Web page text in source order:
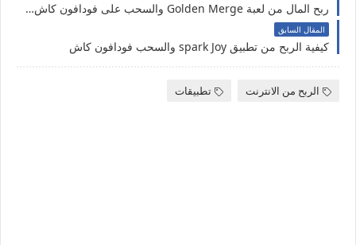
ربح المال من لعبة Golden Merge والسحب على فودافون كاش ،اورنج كاش،اتصالات كاش
المقال السابق
كيفية الربح من تطبيق spark Joy والسحب فودافون كاش
الربح من الانترنت تطبيقات